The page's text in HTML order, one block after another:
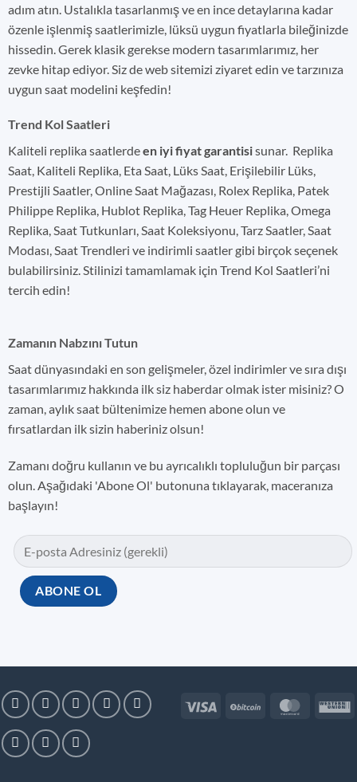
adım atın. Ustalıkla tasarlanmış ve en ince detaylarına kadar
özenle işlenmiş saatlerimizle, lüksü uygun fiyatlarla bileğinizde
hissedin. Gerek klasik gerekse modern tasarımlarımız, her
zevke hitap ediyor. Siz de web sitemizi ziyaret edin ve tarzınıza
uygun saat modelini keşfedin!
Trend Kol Saatleri
Kaliteli replika saatlerdeen iyi fiyat garantisisunar. Replika
Saat, Kaliteli Replika, Eta Saat, Lüks Saat, Erişilebilir Lüks,
Prestijli Saatler, Online Saat Mağazası, Rolex Replika, Patek
Philippe Replika, Hublot Replika, Tag Heuer Replika, Omega
Replika, Saat Tutkunları, Saat Koleksiyonu, Tarz Saatler, Saat
Modası, Saat Trendleri ve indirimli saatler gibi birçok seçenek
bulabilirsiniz. Stilinizi tamamlamak için Trend Kol Saatleri’ni
tercih edin!
Zamanın Nabzını Tutun
Saat dünyasındaki en son gelişmeler, özel indirimler ve sıra dışı
tasarımlarımız hakkında ilk siz haberdar olmak ister misiniz? O
zaman, aylık saat bültenimize hemen abone olun ve
fırsatlardan ilk sizin haberiniz olsun!
Zamanı doğru kullanın ve bu ayrıcalıklı topluluğun bir parçası
olun. Aşağıdaki 'Abone Ol' butonuna tıklayarak, maceranıza
başlayın!
Visa BitCoin